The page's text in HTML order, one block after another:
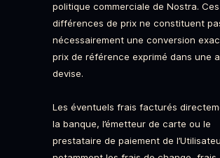
politique commerciale de Nostra. Ces
différences de prix ne constituent
nécessairement une conversion
prix de référence exprimé dans une
devise.
Les éventuels frais facturés
la banque, l’émetteur de carte ou le
prestataire de paiement de